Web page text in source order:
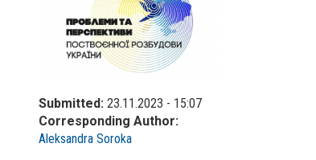
Приналежність
до організації
Submitted: 23.11.2023 - 15:07
Corresponding Author:
Aleksandra Soroka